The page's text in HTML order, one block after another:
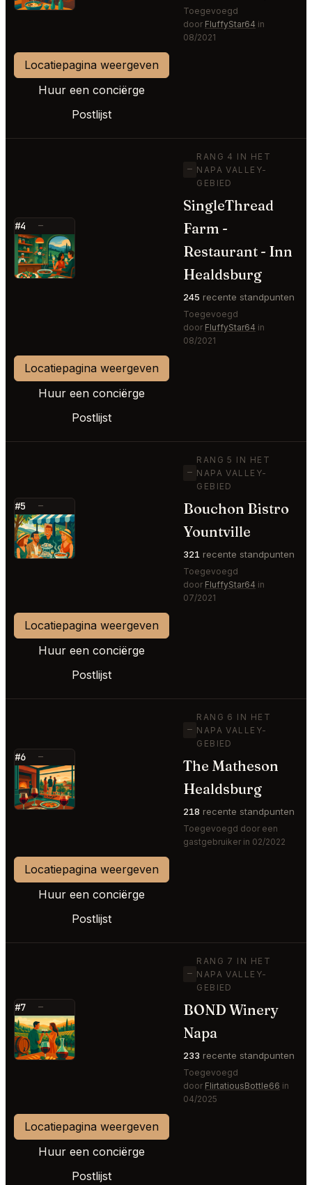
Toegevoegd
door FluffyStar64 in
08/2021
Locatiepagina weergeven
Huur een conciërge
Postlijst
#4 —
⭐
—
RANG 4 IN HET
NAPA VALLEY-
GEBIED
SingleThread
Farm -
Restaurant - Inn
Healdsburg
245 recente standpunten
Toegevoegd
door FluffyStar64 in
08/2021
Locatiepagina weergeven
Huur een conciërge
Postlijst
#5 —
⭐
—
RANG 5 IN HET
NAPA VALLEY-
GEBIED
Bouchon Bistro
Yountville
321 recente standpunten
Toegevoegd
door FluffyStar64 in
07/2021
Locatiepagina weergeven
Huur een conciërge
Postlijst
#6 —
⭐
—
RANG 6 IN HET
NAPA VALLEY-
GEBIED
The Matheson
Healdsburg
218 recente standpunten
Toegevoegd door een
gastgebruiker in 02/2022
Locatiepagina weergeven
Huur een conciërge
Postlijst
#7 —
⭐
—
RANG 7 IN HET
NAPA VALLEY-
GEBIED
BOND Winery
Napa
233 recente standpunten
Toegevoegd
door FlirtatiousBottle66 in
04/2025
Locatiepagina weergeven
Huur een conciërge
Postlijst